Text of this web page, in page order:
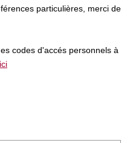
particulières, merci de
codes d'accés personnels à
ici